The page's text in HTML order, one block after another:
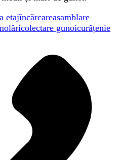
etajîncărcareasamblare
colectare gunoicurățenie